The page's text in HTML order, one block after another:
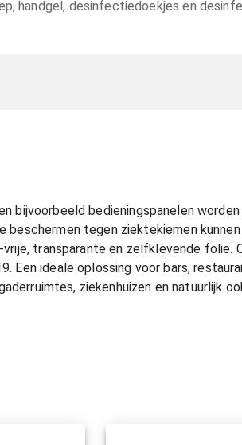
handgel, desinfectiedoekjes en
bijvoorbeeld bedieningspanelen
beschermen tegen ziektekiemen
transparante en zelfklevende folie.
Een ideale oplossing voor bars,
ziekenhuizen en natuurlijk